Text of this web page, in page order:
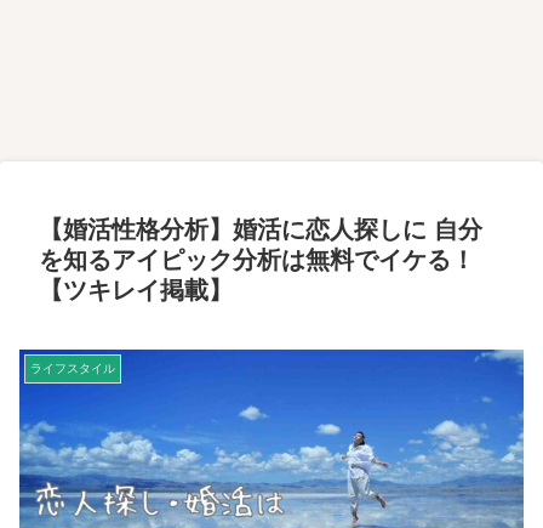
【婚活性格分析】婚活に恋人探しに 自分
を知るアイピック分析は無料でイケる！
【ツキレイ掲載】
ライフスタイル